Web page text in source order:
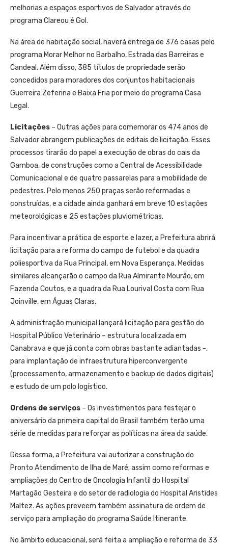
melhorias a espaços esportivos de Salvador através do
programa Clareou é Gol.
Na área de habitação social, haverá entrega de 376 casas pelo
programa Morar Melhor no Barbalho, Estrada das Barreiras e
Candeal. Além disso, 385 títulos de propriedade serão
concedidos para moradores dos conjuntos habitacionais
Guerreira Zeferina e Baixa Fria por meio do programa Casa
Legal.
Licitações – Outras ações para comemorar os 474 anos de
Salvador abrangem publicações de editais de licitação. Esses
processos tirarão do papel a execução de obras do cais da
Gamboa, de construções como a Central de Acessibilidade
Comunicacional e de quatro passarelas para a mobilidade de
pedestres. Pelo menos 250 praças serão reformadas e
construídas, e a cidade ainda ganhará em breve 10 estações
meteorológicas e 25 estações pluviométricas.
Para incentivar a prática de esporte e lazer, a Prefeitura abrirá
licitação para a reforma do campo de futebol e da quadra
poliesportiva da Rua Principal, em Nova Esperança. Medidas
similares alcançarão o campo da Rua Almirante Mourão, em
Fazenda Coutos, e a quadra da Rua Lourival Costa com Rua
Joinville, em Águas Claras.
A administração municipal lançará licitação para gestão do
Hospital Público Veterinário – estrutura localizada em
Canabrava e que já conta com obras bastante adiantadas -,
para implantação de infraestrutura hiperconvergente
(processamento, armazenamento e backup de dados digitais)
e estudo de um polo logístico.
Ordens de serviços – Os investimentos para festejar o
aniversário da primeira capital do Brasil também terão uma
série de medidas para reforçar as políticas na área da saúde.
Dessa forma, a Prefeitura vai autorizar a construção do
Pronto Atendimento de Ilha de Maré; assim como reformas e
ampliações do Centro de Oncologia Infantil do Hospital
Martagão Gesteira e do setor de radiologia do Hospital Aristides
Maltez. As ações preveem também assinatura de ordem de
serviço para ampliação do programa Saúde Itinerante.
No âmbito educacional, será feita a ampliação e reforma de 33